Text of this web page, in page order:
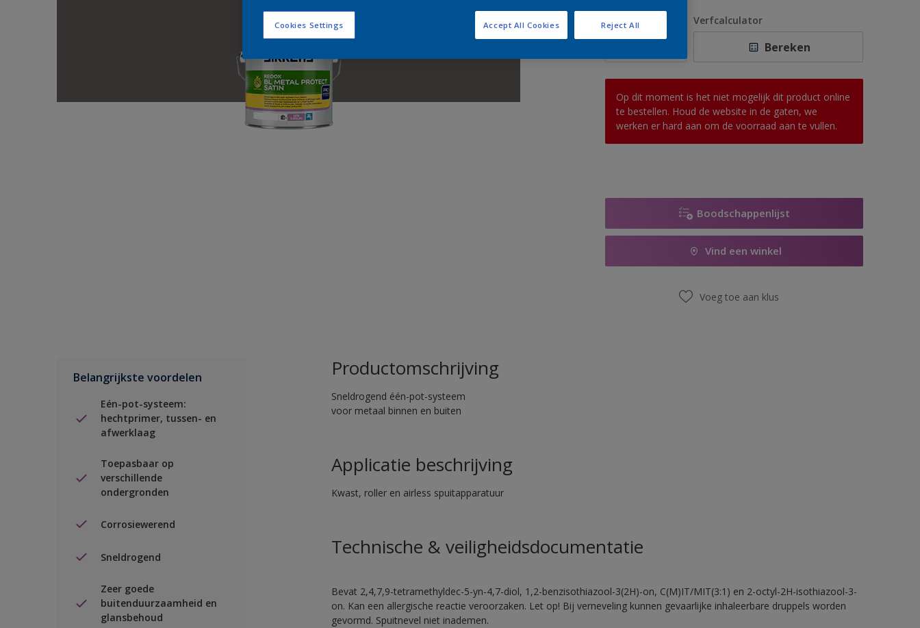
Aantal Verfcalculator
Bereken
Op dit moment is het niet mogelijk dit product online
te bestellen. Houd de website in de gaten, we
werken er hard aan om de voorraad aan te vullen.
Boodschappenlijst
Vind een winkel
Voeg toe aan klus
Belangrijkste voordelen
Eén-pot-systeem:
hechtprimer, tussen- en
afwerklaag
Toepasbaar op
verschillende
ondergronden
Corrosiewerend
Sneldrogend
Zeer goede
buitenduurzaamheid en
glansbehoud
Productomschrijving
Sneldrogend één-pot-systeem
voor metaal binnen en buiten
Applicatie beschrijving
Kwast, roller en airless spuitapparatuur
Technische & veiligheidsdocumentatie
Bevat 2,4,7,9-tetramethyldec-5-yn-4,7-diol, 1,2-benzisothiazool-3(2H)-on, C(M)IT/MIT(3:1) en 2-octyl-2H-isothiazool-3-
on. Kan een allergische reactie veroorzaken. Let op! Bij verneveling kunnen gevaarlijke inhaleerbare druppels worden
gevormd. Spuitnevel niet inademen.
Cookies Settings Reject All
Accept All Cookies